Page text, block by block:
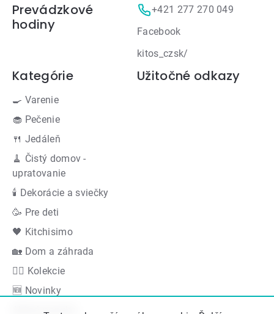
Prevádzkové
hodiny
+421 277 270 049
Facebook
kitos_czsk/
Kategórie
🍳 Varenie
🧁 Pečenie
🍴 Jedáleň
🧹 Čistý domov -
upratovanie
🕯 Dekorácie a sviečky
🥳 Pre deti
🖤 Kitchisimo
🏡 Dom a záhrada
👍🏻 Kolekcie
🆕 Novinky
Akčná ponuka
Užitočné odkazy